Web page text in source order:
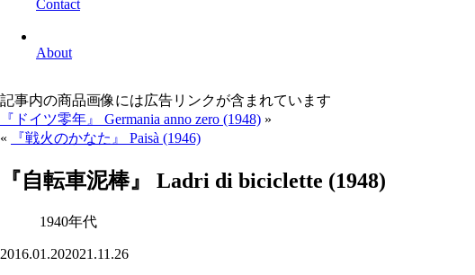
Contact
About
記事内の商品画像には広告リンクが含まれています
『ドイツ零年』 Germania anno zero (1948) »
«
『戦火のかなた』 Paisà (1946)
『自転車泥棒』 Ladri di biciclette (1948)
1940年代
2016.01.202021.11.26